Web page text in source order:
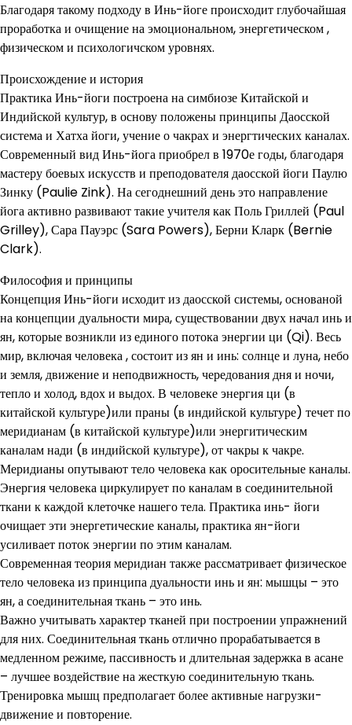
Благодаря такому подходу в Инь-йоге происходит глубочайшая
проработка и очищение на эмоциональном, энергетическом ,
физическом и психологичском уровнях.
Происхождение и история
Практика Инь-йоги построена на симбиозе Китайской и
Индийской культур, в основу положены принципы Даосской
система и Хатха йоги, учение о чакрах и энергтических каналах.
Современный вид Инь-йога приобрел в 1970е годы, благодаря
мастеру боевых искусств и преподователя даосской йоги Паулю
Зинку (Paulie Zink). На сегоднешний день это направление
йога активно развивают такие учителя как Поль Гриллей (Paul
Grilley), Сара Пауэрс (Sara Powers), Берни Кларк (Bernie
Clark).
Философия и принципы
Концепция Инь-йоги исходит из даосской системы, основаной
на концепции дуальности мира, существовании двух начал инь и
ян, которые возникли из единого потока энергии ци (Qi). Весь
мир, включая человека , состоит из ян и инь: солнце и луна, небо
и земля, движение и неподвижность, чередования дня и ночи,
тепло и холод, вдох и выдох. В человеке энергия ци (в
китайской культуре)или праны (в индийской культуре) течет по
меридианам (в китайской культуре)или энергитическим
каналам нади (в индийской культуре), от чакры к чакре.
Меридианы опутывают тело человека как оросительные каналы.
Энергия человека циркулирует по каналам в соединительной
ткани к каждой клеточке нашего тела. Практика инь- йоги
очищает эти энергетические каналы, практика ян-йоги
усиливает поток энергии по этим каналам.
Современная теория меридиан также рассматривает физическое
тело человека из принципа дуальности инь и ян: мышцы – это
ян, а соединительная ткань – это инь.
Важно учитывать характер тканей при построении упражнений
для них. Соединительная ткань отлично прорабатывается в
медленном режиме, пассивность и длительная задержка в асане
– лучшее воздействие на жесткую соединительную ткань.
Тренировка мышц предполагает более активные нагрузки-
движение и повторение.